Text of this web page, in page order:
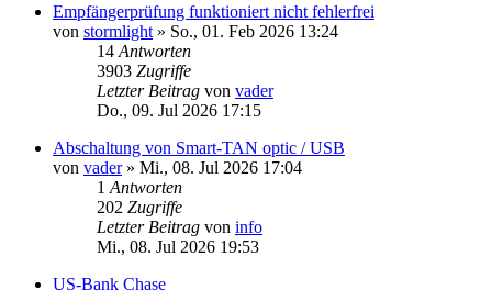
Empfängerprüfung funktioniert nicht fehlerfrei
von stormlight » So., 01. Feb 2026 13:24
14 Antworten
3903 Zugriffe
Letzter Beitrag von vader
Do., 09. Jul 2026 17:15
Abschaltung von Smart-TAN optic / USB
von vader» Mi., 08. Jul 2026 17:04
1 Antworten
202 Zugriffe
Letzter Beitrag von info
Mi., 08. Jul 2026 19:53
US-Bank Chase